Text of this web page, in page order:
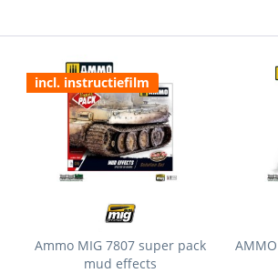
incl. instructiefilm
Ammo MIG 7807 super pack
mud effects